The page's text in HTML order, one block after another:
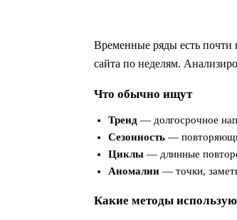
Временные ряды есть
сайта по неделям.
Что обычно ищут
Тренд — долгосрочное
Сезонность —
Циклы — длинные
Аномалии — точки,
Какие методы